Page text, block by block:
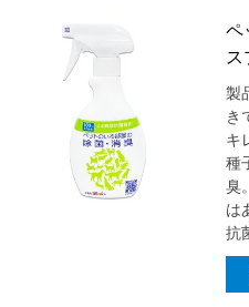
ペ
ス
製
き
キ
種
臭
は
抗